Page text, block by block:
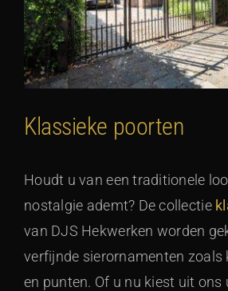
Klassieke poorten
Houdt u van een traditionele
nostalgie ademt? De collectie
van DJS Hekwerken worden
verfijnde sierornamenten zoals
en punten. Of u nu kiest uit ons